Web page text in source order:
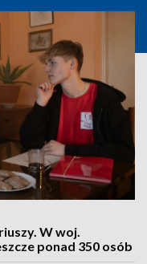
W woj.
ponad 350 osób